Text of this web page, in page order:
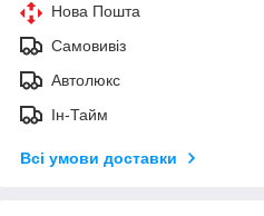
Нова Пошта
Самовивіз
Автолюкс
Ін-Тайм
Всі умови доставки